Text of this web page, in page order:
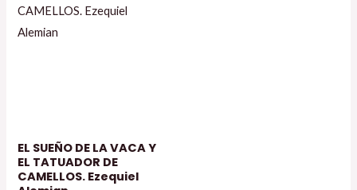
EL SUEÑO DE LA VACA Y
EL TATUADOR DE
CAMELLOS. Ezequiel